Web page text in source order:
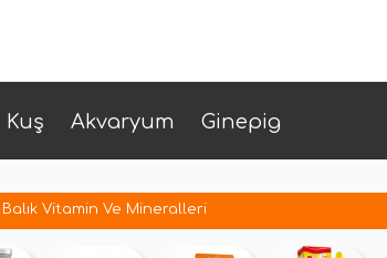
Kuş Akvaryum Ginepig
Balık Vitamin Ve Mineralleri